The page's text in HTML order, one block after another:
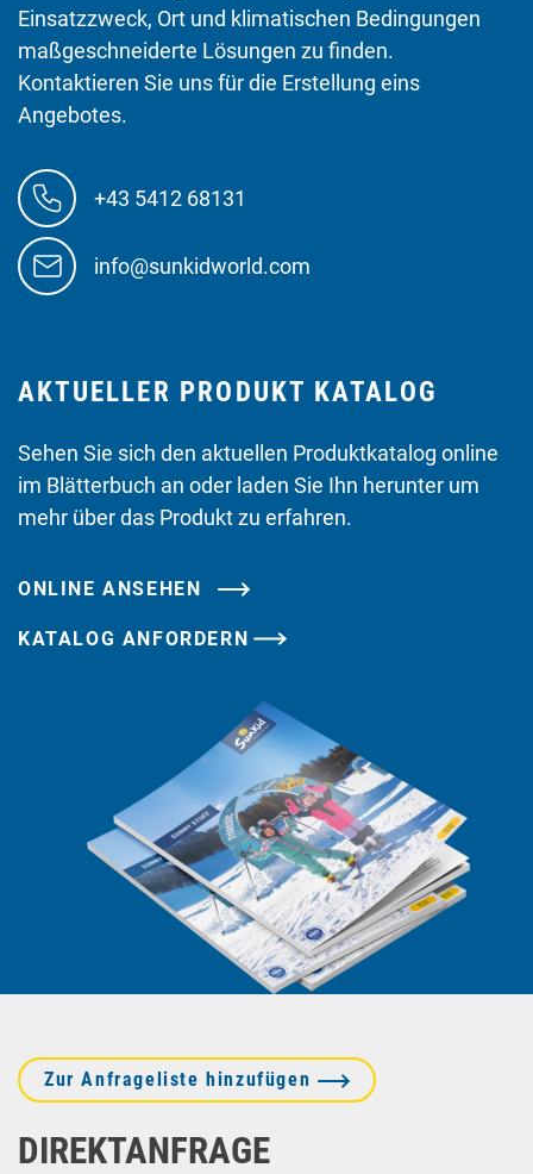
Einsatzzweck, Ort und klimatischen Bedingungen
maßgeschneiderte Lösungen zu finden.
Kontaktieren Sie uns für die Erstellung eins
Angebotes.
+43 5412 68131
info@sunkidworld.com
AKTUELLER PRODUKT KATALOG
Sehen Sie sich den aktuellen Produktkatalog online
im Blätterbuch an oder laden Sie Ihn herunter um
mehr über das Produkt zu erfahren.
ONLINE ANSEHEN
DIREKTANFRAGE
Zur Anfrageliste hinzufügen